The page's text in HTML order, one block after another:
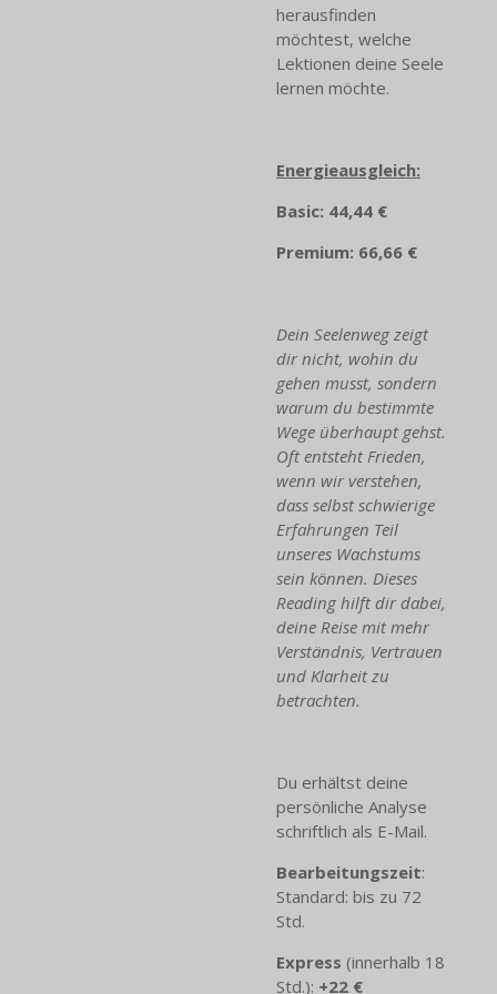
herausfinden
möchtest, welche
Lektionen deine Seele
lernen möchte.
Energieausgleich:
Basic: 44,44 €
Premium: 66,66 €
Dein Seelenweg zeigt
dir nicht, wohin du
gehen musst, sondern
warum du bestimmte
Wege überhaupt gehst.
Oft entsteht Frieden,
wenn wir verstehen,
dass selbst schwierige
Erfahrungen Teil
unseres Wachstums
sein können. Dieses
Reading hilft dir dabei,
deine Reise mit mehr
Verständnis, Vertrauen
und Klarheit zu
betrachten.
Du erhältst deine
persönliche Analyse
schriftlich als E-Mail.
Bearbeitungszeit:
Standard: bis zu 72
Std.
Express (innerhalb 18
Std.): +22 €